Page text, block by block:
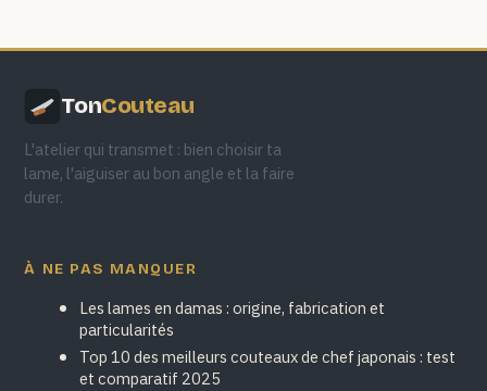
TonCouteau
L'atelier qui transmet : bien choisir ta
lame, l'aiguiser au bon angle et la faire
durer.
À NE PAS MANQUER
Les lames en damas : origine, fabrication et
particularités
Top 10 des meilleurs couteaux de chef japonais : test
et comparatif 2025